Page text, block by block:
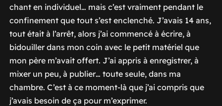
chant en individuel… mais c’est vraiment pendant le
confinement que tout s’est enclenché. J’avais 14 ans,
tout était à l’arrêt, alors j’ai commencé à écrire, à
bidouiller dans mon coin avec le petit matériel que
mon père m’avait offert. J’ai appris à enregistrer, à
mixer un peu, à publier… toute seule, dans ma
chambre. C’est à ce moment-là que j’ai compris que
j’avais besoin de ça pour m’exprimer.